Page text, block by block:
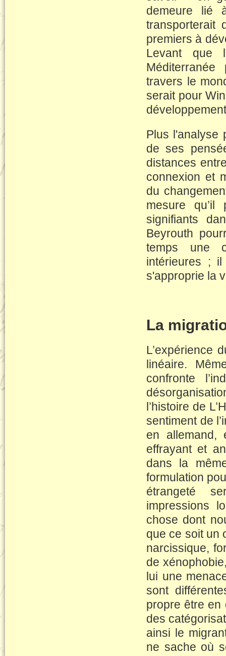
demeure lié
transporterait
premiers à
Levant que
travers le
serait pour
Plus l'analyse
de ses
distances
connexion et
du
mesure qu’il
signifiants
Beyrouth
temps une
intérieures ;
s'approprie la
La
L’expérience
linéaire.
confronte
l’histoire de
sentiment de
en allemand,
effrayant et
dans la
formulation
étrangeté
impressions
chose dont
que ce soit un
narcissique,
de
lui une
sont
propre être en
des
ainsi le
ne sache où